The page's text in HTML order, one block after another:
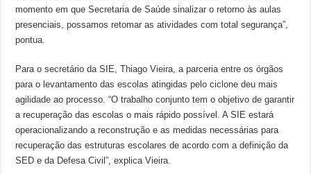
momento em que Secretaria de Saúde sinalizar o retorno às aulas
presenciais, possamos retomar as atividades com total segurança”,
pontua.
Para o secretário da SIE, Thiago Vieira, a parceria entre os órgãos
para o levantamento das escolas atingidas pelo ciclone deu mais
agilidade ao processo. “O trabalho conjunto tem o objetivo de garantir
a recuperação das escolas o mais rápido possível. A SIE estará
operacionalizando a reconstrução e as medidas necessárias para
recuperação das estruturas escolares de acordo com a definição da
SED e da Defesa Civil”, explica Vieira.